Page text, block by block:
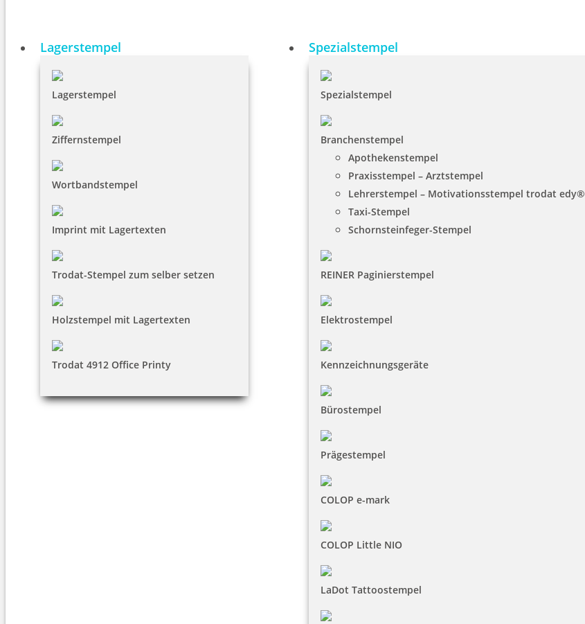
Lagerstempel
Lagerstempel
Ziffernstempel
Wortbandstempel
Imprint mit Lagertexten
Trodat-Stempel zum selber setzen
Holzstempel mit Lagertexten
Trodat 4912 Office Printy
Spezialstempel
Spezialstempel
Branchenstempel
Apothekenstempel
Praxisstempel – Arztstempel
Lehrerstempel – Motivationsstempel trodat edy®
Taxi-Stempel
Schornsteinfeger-Stempel
REINER Paginierstempel
Elektrostempel
Kennzeichnungsgeräte
Bürostempel
Prägestempel
COLOP e-mark
COLOP Little NIO
LaDot Tattoostempel